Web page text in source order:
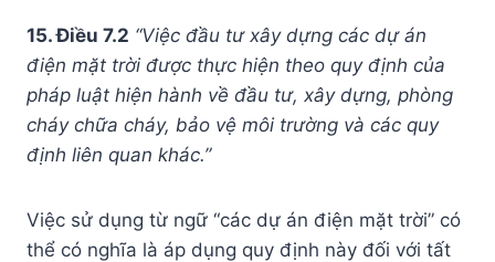
15. Điều 7.2 “Việc đầu tư xây dựng các dự án
điện mặt trời được thực hiện theo quy định của
pháp luật hiện hành về đầu tư, xây dựng, phòng
cháy chữa cháy, bảo vệ môi trường và các quy
định liên quan khác.”
Việc sử dụng từ ngữ “các dự án điện mặt trời” có
thể có nghĩa là áp dụng quy định này đối với tất